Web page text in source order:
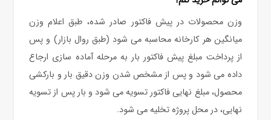
وزن محصولات در پیش فاکتور صادر شده، طبق اعلام وزن
میانگین هر کارخانه محاسبه می شود (طبق روال بازار) و پس
از پرداخت مبلغ پیش فاکتور بار به مرحله آماده سازی ارجاع
داده می شود و پس از مشخص شدن وزن دقیق بار و بارکشی
محصول، مبلغ نهایی فاکتور تسویه می شود و بار پس از تسویه
نهایی، در محل پروژه تخلیه می شود.